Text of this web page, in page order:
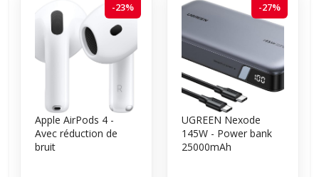
-23%
Apple AirPods 4 -
Avec réduction de
bruit
-27%
UGREEN Nexode
145W - Power bank
25000mAh